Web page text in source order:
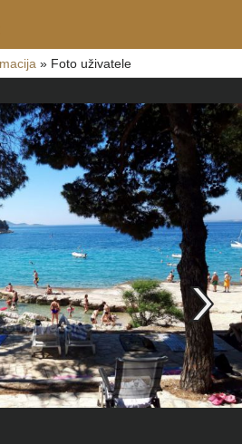
» Foto uživatele